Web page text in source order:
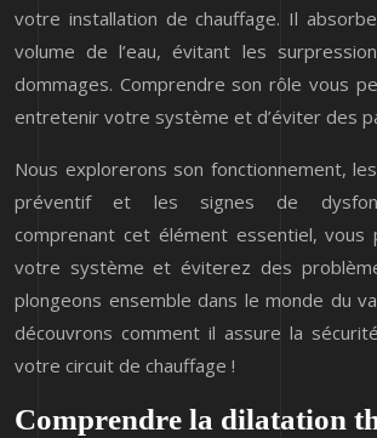
votre installation de chauffage. Il
volume de l’eau, évitant les
dommages. Comprendre son rôle vous
entretenir votre système et d’éviter des
Nous explorerons son fonctionnement,
préventif et les signes de
comprenant cet élément essentiel, vous
votre système et éviterez des
plongeons ensemble dans le monde du
découvrons comment il assure la
votre circuit de chauffage !
Comprendre la dilatation